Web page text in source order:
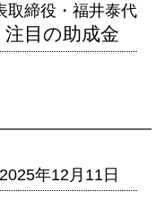
取締役・福井泰代
注目の助成金
2025年12月11日